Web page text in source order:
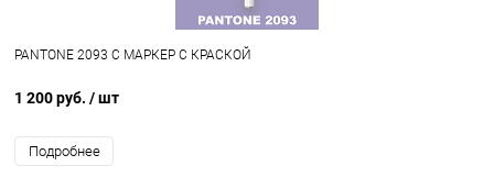
PANTONE 2093 C МАРКЕР С КРАСКОЙ
1 200 руб. / шт
Подробнее